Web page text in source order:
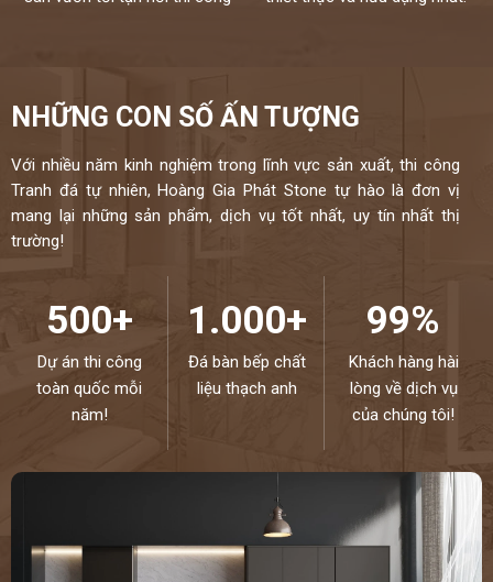
NHỮNG CON SỐ ẤN TƯỢNG
Với nhiều năm kinh nghiệm trong lĩnh vực sản xuất, thi công
Tranh đá tự nhiên, Hoàng Gia Phát Stone tự hào là đơn vị
mang lại những sản phẩm, dịch vụ tốt nhất, uy tín nhất thị
trường!
500+
Dự án thi công
toàn quốc mỗi
năm!
1.000+
Đá bàn bếp chất
liệu thạch anh
99%
Khách hàng hài
lòng về dịch vụ
của chúng tôi!